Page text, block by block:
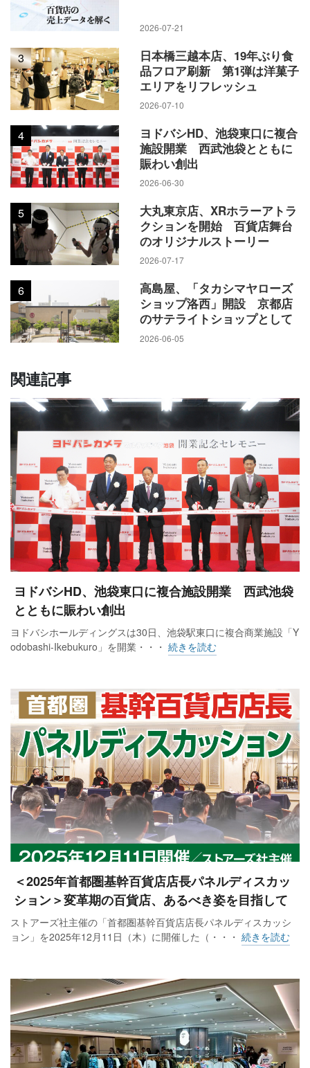
2026-07-21
3
日本橋三越本店、19年ぶり食
品フロア刷新 第1弾は洋菓子
エリアをリフレッシュ
2026-07-10
4
ヨドバシHD、池袋東口に複合
施設開業 西武池袋とともに
賑わい創出
2026-06-30
5
大丸東京店、XRホラーアトラ
クションを開始 百貨店舞台
のオリジナルストーリー
2026-07-17
6
高島屋、「タカシマヤローズ
ショップ洛西」開設 京都店
のサテライトショップとして
2026-06-05
関連記事
ヨドバシHD、池袋東口に複合施設開業 西武池袋
とともに賑わい創出
ヨドバシホールディングスは30日、池袋駅東口に複合商業施設「Y
odobashi-Ikebukuro」を開業・・・ 続きを読む
＜2025年首都圏基幹百貨店店長パネルディスカッ
ション＞変革期の百貨店、あるべき姿を目指して
ストアーズ社主催の「首都圏基幹百貨店店長パネルディスカッシ
ョン」を2025年12月11日（木）に開催した（・・・ 続きを読む